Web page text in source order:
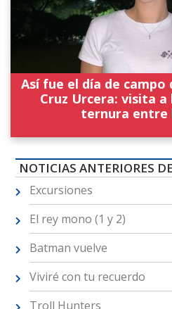
Así fue el día de campo
Cruz Urcera: visita a
ternura entre
NOTICIAS ANTERIORES
Excursiones
El rey mono (1 y 2)
Batman vuelve
Viviré con tu recuerdo
Troll Hunters